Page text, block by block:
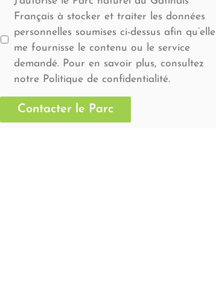
Français à stocker et traiter les données
personnelles soumises ci-dessus afin qu’elle
me fournisse le contenu ou le service
demandé. Pour en savoir plus, consultez
notre Politique de confidentialité.